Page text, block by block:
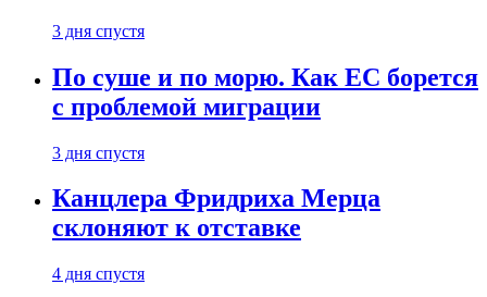
3 дня спустя
По суше и по морю. Как ЕС борется
с проблемой миграции
3 дня спустя
Канцлера Фридриха Мерца
склоняют к отставке
4 дня спустя